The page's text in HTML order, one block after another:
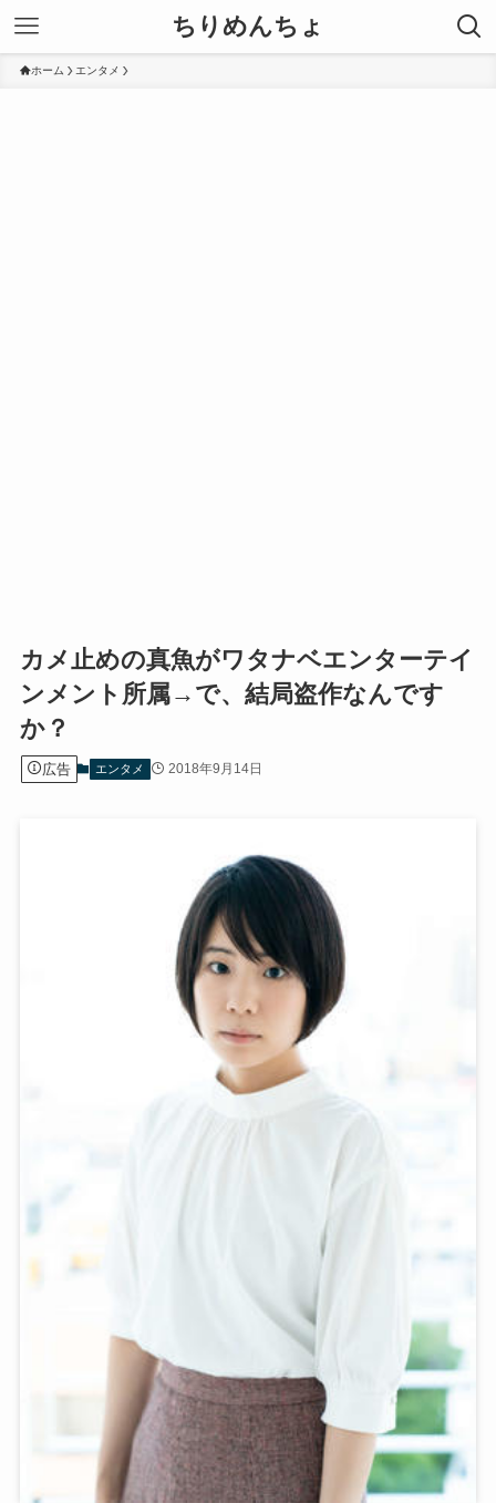
ちりめんちょ
ホーム エンタメ
カメ止めの真魚がワタナベエンターテイ
ンメント所属→で、結局盗作なんです
か？
広告 エンタメ 2018年9月14日